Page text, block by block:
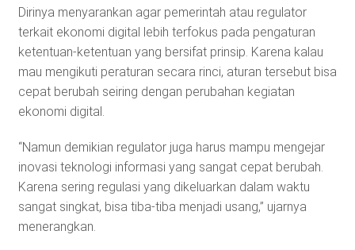
Dirinya menyarankan agar pemerintah atau regulator
terkait ekonomi digital lebih terfokus pada pengaturan
ketentuan-ketentuan yang bersifat prinsip. Karena kalau
mau mengikuti peraturan secara rinci, aturan tersebut bisa
cepat berubah seiring dengan perubahan kegiatan
ekonomi digital.
“Namun demikian regulator juga harus mampu mengejar
inovasi teknologi informasi yang sangat cepat berubah.
Karena sering regulasi yang dikeluarkan dalam waktu
sangat singkat, bisa tiba-tiba menjadi usang,” ujarnya
menerangkan.